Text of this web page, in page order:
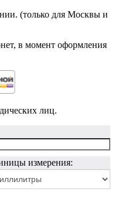
(только для Москвы и
в момент оформления
лиц.
измерения: